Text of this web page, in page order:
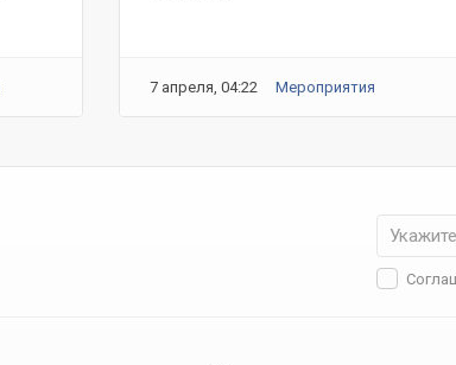
7 апреля, 04:22 Мероприятия